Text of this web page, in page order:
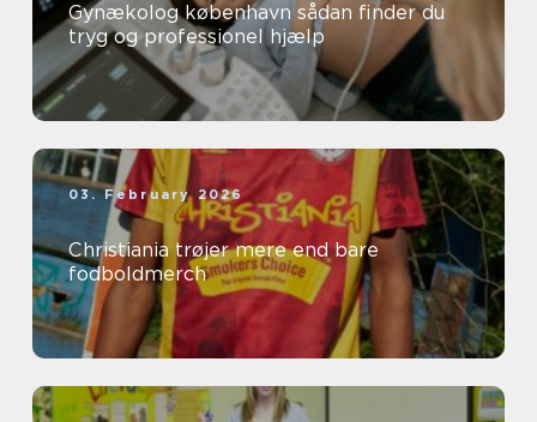
Gynækolog københavn sådan finder du
tryg og professionel hjælp
03. February 2026
Christiania trøjer mere end bare
fodboldmerch